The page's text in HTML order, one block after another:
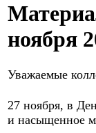
ноября
Уважаемые
27 ноября, в
и насыщенное